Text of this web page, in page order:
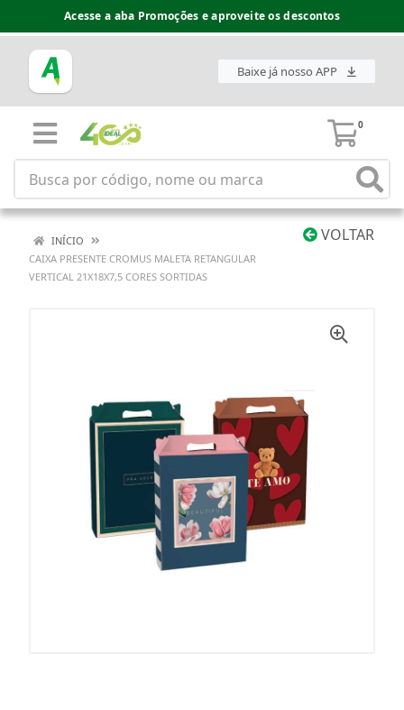
Acesse a aba Promoções e aproveite os descontos
Baixe já nosso APP
0
VOLTAR
INÍCIO
CAIXA PRESENTE CROMUS MALETA RETANGULAR
VERTICAL 21X18X7,5 CORES SORTIDAS